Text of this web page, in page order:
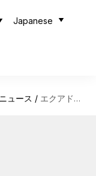
Japanese
ュース / エクアドルのアンデス山脈を探検しよう：冒険が待っている